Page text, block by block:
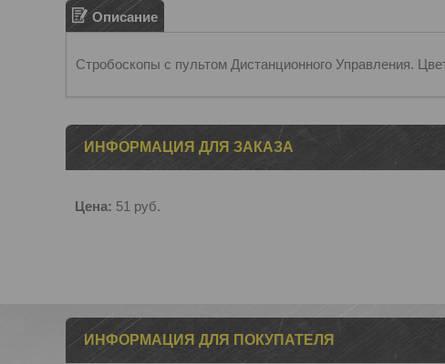
Описание
Стробоскопы с пультом Дистанционного Управления.
ИНФОРМАЦИЯ ДЛЯ ЗАКАЗА
Цена: 51 руб.
ИНФОРМАЦИЯ ДЛЯ ПОКУПАТЕЛЯ